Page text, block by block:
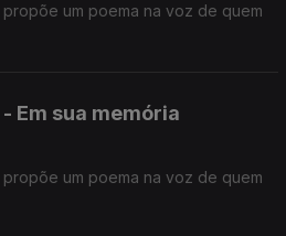
propõe um poema na voz de quem
Em sua memória
propõe um poema na voz de quem